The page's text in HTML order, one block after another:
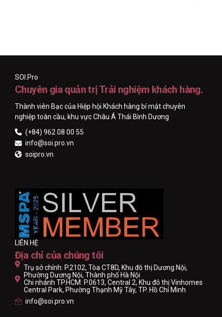
SOI.Pro
Chuyên gia quản trị Trải nghiệm khách hàng.
Thành viên Bạc của Hiệp hội Khách hàng bí mật chuyên
nghiệp toàn cầu, khu vực Châu Á Thái Bình Dương
(+84) 962 08 00 55
info@soi.pro.vn
soipro.vn
LIÊN HỆ
Địa chỉ của chúng tôi
Trụ sở chính: P.2102, Tòa CT8D, Khu đô thị Dương Nội,
Phường Dương Nội, Thành phố Hà Nội
Chi nhánh TP.HCM: P.0613, Central 2, Khu đô thị Vinhomes
Central Park, Phường Thạnh Mỹ Tây, TP. Hồ Chí Minh
info@soi.pro.vn